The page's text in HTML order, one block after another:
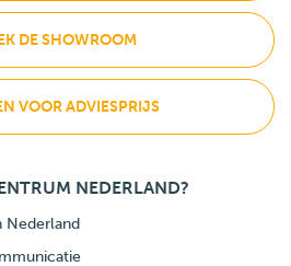
DE SHOWROOM
VOOR ADVIESPRIJS
NEDERLAND?
Nederland